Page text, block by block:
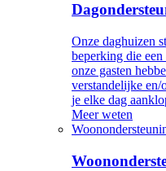
Onze daghuizen
beperking die
onze gasten
verstandelijke
je elke dag
Meer weten